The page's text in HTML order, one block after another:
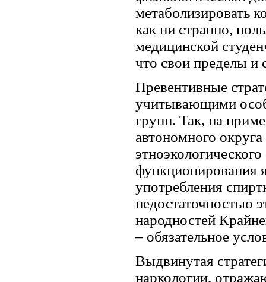
метаболизировать
как ни странно,
медицинской
что свои пределы и
Превентивные
учитывающими
групп. Так, на
автономного
функционирования
употребления
недостаточностью
народностей
– обязательное
Выдвинутая
наркологии,